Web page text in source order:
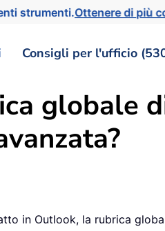
strumenti.Ottenere di più
Consigli per l'ufficio
globale
in Outlook, la rubrica